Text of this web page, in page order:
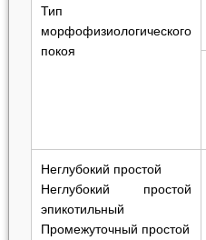
Тип
морфофизиологического
покоя
Неглубокий простой
Неглубокий простой
эпикотильный
Промежуточный простой